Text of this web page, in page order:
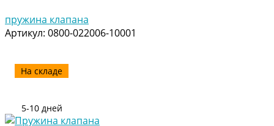
пружина клапана
Артикул: 0800-022006-10001
На складе
5-10 дней